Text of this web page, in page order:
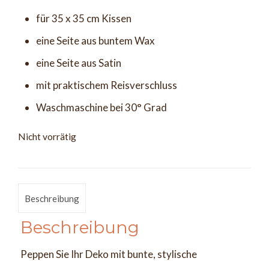
für 35 x 35 cm Kissen
eine Seite aus buntem Wax
eine Seite aus Satin
mit praktischem Reisverschluss
Waschmaschine bei 30° Grad
Nicht vorrätig
Beschreibung
Beschreibung
Peppen Sie Ihr Deko mit bunte, stylische